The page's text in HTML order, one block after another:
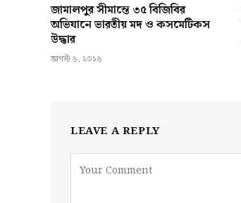
জামালপুর সীমান্তে ৩৫ বিজিবির
অভিযানে ভারতীয় মদ ও কসমেটিকস
উদ্ধার
আগস্ট ৬, ২০২৬
LEAVE A REPLY